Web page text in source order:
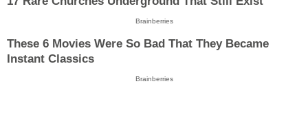
Brainberries
These 6 Movies Were So Bad That They Became
Instant Classics
Brainberries